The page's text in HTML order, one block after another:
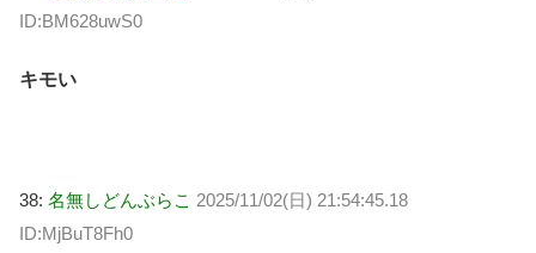
ID:BM628uwS0
キモい
38: 名無しどんぶらこ 2025/11/02(日) 21:54:45.18
ID:MjBuT8Fh0